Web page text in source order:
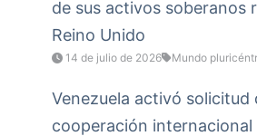
de sus activos soberanos
Reino Unido
14 de julio de 2026 Mundo
Venezuela activó solicitud
cooperación